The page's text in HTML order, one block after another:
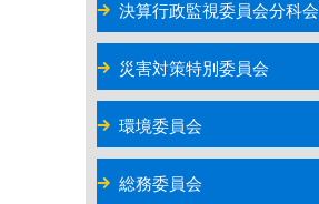
決算行政監視委員会分科会
災害対策特別委員会
環境委員会
総務委員会